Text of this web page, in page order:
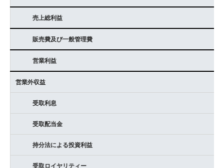
イベント
お問い合わせ
閉じる
売上総利益
販売費及び一般管理費
営業利益
営業外収益
受取利息
受取配当金
持分法による投資利益
受取ロイヤリティー